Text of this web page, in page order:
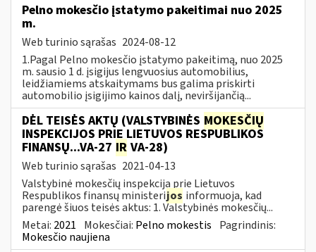
Pelno mokesčio įstatymo pakeitimai nuo 2025
m.
Web turinio sąrašas 2024-08-12
1.Pagal Pelno mokesčio įstatymo pakeitimą, nuo 2025
m. sausio 1 d. įsigijus lengvuosius automobilius,
leidžiamiems atskaitymams bus galima priskirti
automobilio įsigijimo kainos dalį, neviršijančią...
DĖL TEISĖS AKTŲ (VALSTYBINĖS MOKESČIŲ
INSPEKCIJOS PRIE LIETUVOS RESPUBLIKOS
FINANSŲ...VA-27 IR VA-28)
Web turinio sąrašas 2021-04-13
Valstybinė mokesčių inspekcija prie Lietuvos
Respublikos finansų ministerijos informuoja, kad
parengė šiuos teisės aktus: 1. Valstybinės mokesčių...
Metai: 2021 Mokesčiai: Pelno mokestis Pagrindinis:
Mokesčio naujiena